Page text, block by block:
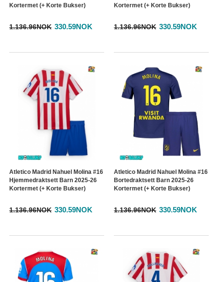
Kortermet (+ Korte Bukser)
1.136.96NOK 330.59NOK
Kortermet (+ Korte Bukser)
1.136.96NOK 330.59NOK
Atletico Madrid Nahuel Molina #16
Hjemmedraktsett Barn 2025-26
Kortermet (+ Korte Bukser)
1.136.96NOK 330.59NOK
Atletico Madrid Nahuel Molina #16
Bortedraktsett Barn 2025-26
Kortermet (+ Korte Bukser)
1.136.96NOK 330.59NOK